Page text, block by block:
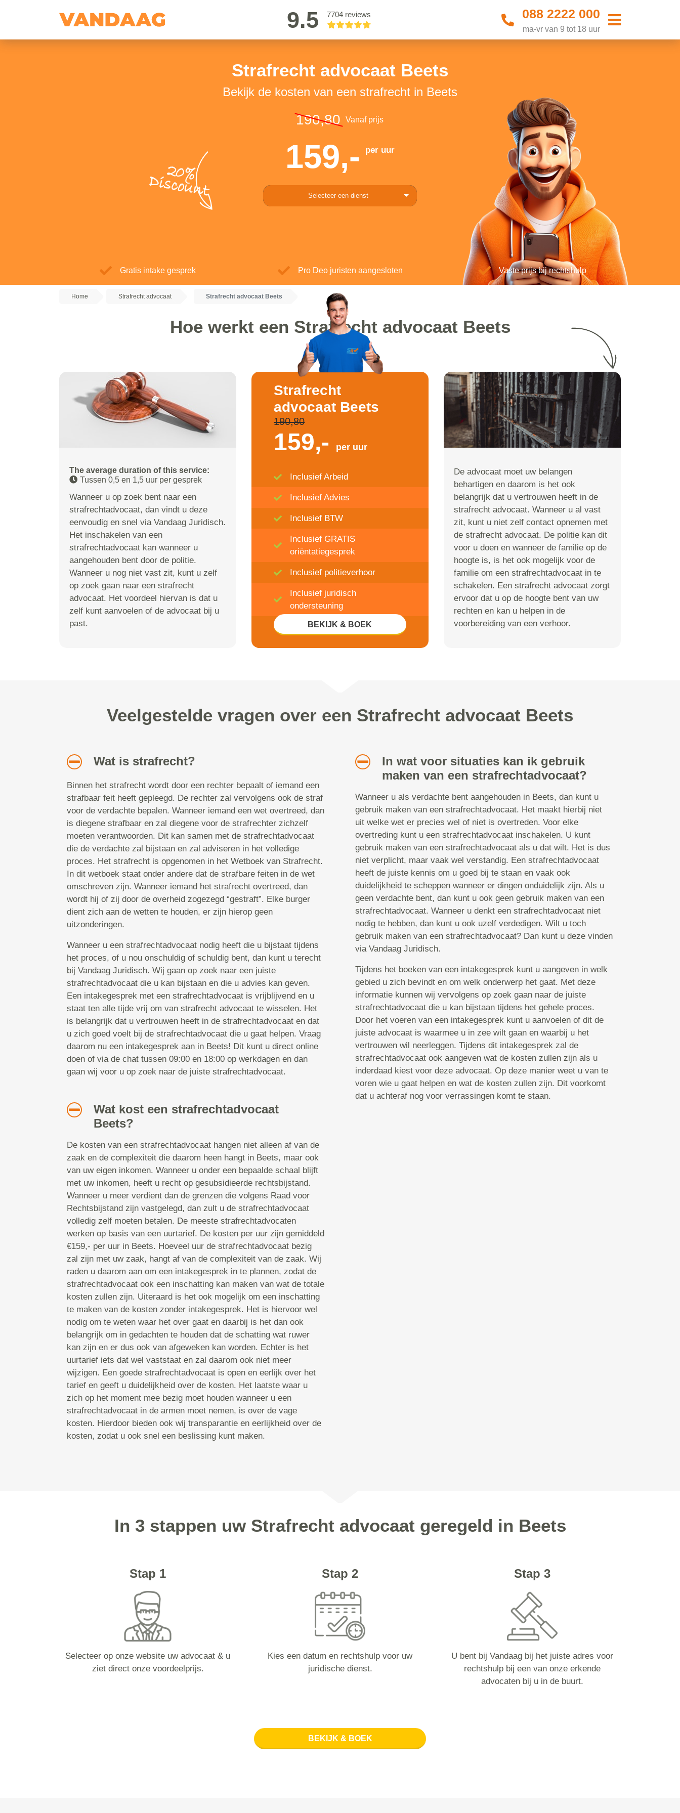
9.5 7704 reviews 088 2222 000
ma-vr van 9 tot 18 uur
Strafrecht advocaat Beets
Bekijk de kosten van een strafrecht in Beets
20%
Discount
190,80 Vanaf prijs
159,- per uur
Selecteer een dienst
Gratis intake gesprek Pro Deo juristen aangesloten Vaste prijs bij rechtshulp
Home Strafrecht advocaat Strafrecht advocaat Beets
Hoe werkt een Strafrecht advocaat Beets
The average duration of this service:
Tussen 0,5 en 1,5 uur per gesprek
Wanneer u op zoek bent naar een
strafrechtadvocaat, dan vindt u deze
eenvoudig en snel via Vandaag Juridisch.
Het inschakelen van een
strafrechtadvocaat kan wanneer u
aangehouden bent door de politie.
Wanneer u nog niet vast zit, kunt u zelf
op zoek gaan naar een strafrecht
advocaat. Het voordeel hiervan is dat u
zelf kunt aanvoelen of de advocaat bij u
past.
Strafrecht
advocaat Beets
190,80
159,- per uur
Inclusief Arbeid
Inclusief Advies
Inclusief BTW
Inclusief GRATIS
oriëntatiegesprek
Inclusief politieverhoor
Inclusief juridisch
ondersteuning
Inclusief 20% Korting
BEKIJK & BOEK
De advocaat moet uw belangen
behartigen en daarom is het ook
belangrijk dat u vertrouwen heeft in de
strafrecht advocaat. Wanneer u al vast
zit, kunt u niet zelf contact opnemen met
de strafrecht advocaat. De politie kan dit
voor u doen en wanneer de familie op de
hoogte is, is het ook mogelijk voor de
familie om een strafrechtadvocaat in te
schakelen. Een strafrecht advocaat zorgt
ervoor dat u op de hoogte bent van uw
rechten en kan u helpen in de
voorbereiding van een verhoor.
Veelgestelde vragen over een Strafrecht advocaat Beets
Wat is strafrecht?
Binnen het strafrecht wordt door een rechter bepaalt of iemand een
strafbaar feit heeft gepleegd. De rechter zal vervolgens ook de straf
voor de verdachte bepalen. Wanneer iemand een wet overtreed, dan
is diegene strafbaar en zal diegene voor de strafrechter zichzelf
moeten verantwoorden. Dit kan samen met de strafrechtadvocaat
die de verdachte zal bijstaan en zal adviseren in het volledige
proces. Het strafrecht is opgenomen in het Wetboek van Strafrecht.
In dit wetboek staat onder andere dat de strafbare feiten in de wet
omschreven zijn. Wanneer iemand het strafrecht overtreed, dan
wordt hij of zij door de overheid zogezegd “gestraft”. Elke burger
dient zich aan de wetten te houden, er zijn hierop geen
uitzonderingen.
Wanneer u een strafrechtadvocaat nodig heeft die u bijstaat tijdens
het proces, of u nou onschuldig of schuldig bent, dan kunt u terecht
bij Vandaag Juridisch. Wij gaan op zoek naar een juiste
strafrechtadvocaat die u kan bijstaan en die u advies kan geven.
Een intakegesprek met een strafrechtadvocaat is vrijblijvend en u
staat ten alle tijde vrij om van strafrecht advocaat te wisselen. Het
is belangrijk dat u vertrouwen heeft in de strafrechtadvocaat en dat
u zich goed voelt bij de strafrechtadvocaat die u gaat helpen. Vraag
daarom nu een intakegesprek aan in Beets! Dit kunt u direct online
doen of via de chat tussen 09:00 en 18:00 op werkdagen en dan
gaan wij voor u op zoek naar de juiste strafrechtadvocaat.
Wat kost een strafrechtadvocaat
Beets?
De kosten van een strafrechtadvocaat hangen niet alleen af van de
zaak en de complexiteit die daarom heen hangt in Beets, maar ook
van uw eigen inkomen. Wanneer u onder een bepaalde schaal blijft
met uw inkomen, heeft u recht op gesubsidieerde rechtsbijstand.
Wanneer u meer verdient dan de grenzen die volgens Raad voor
Rechtsbijstand zijn vastgelegd, dan zult u de strafrechtadvocaat
volledig zelf moeten betalen. De meeste strafrechtadvocaten
werken op basis van een uurtarief. De kosten per uur zijn gemiddeld
€159,- per uur in Beets. Hoeveel uur de strafrechtadvocaat bezig
zal zijn met uw zaak, hangt af van de complexiteit van de zaak. Wij
raden u daarom aan om een intakegesprek in te plannen, zodat de
strafrechtadvocaat ook een inschatting kan maken van wat de totale
kosten zullen zijn. Uiteraard is het ook mogelijk om een inschatting
te maken van de kosten zonder intakegesprek. Het is hiervoor wel
nodig om te weten waar het over gaat en daarbij is het dan ook
belangrijk om in gedachten te houden dat de schatting wat ruwer
kan zijn en er dus ook van afgeweken kan worden. Echter is het
uurtarief iets dat wel vaststaat en zal daarom ook niet meer
wijzigen. Een goede strafrechtadvocaat is open en eerlijk over het
tarief en geeft u duidelijkheid over de kosten. Het laatste waar u
zich op het moment mee bezig moet houden wanneer u een
strafrechtadvocaat in de armen moet nemen, is over de vage
kosten. Hierdoor bieden ook wij transparantie en eerlijkheid over de
kosten, zodat u ook snel een beslissing kunt maken.
In wat voor situaties kan ik gebruik
maken van een strafrechtadvocaat?
Wanneer u als verdachte bent aangehouden in Beets, dan kunt u
gebruik maken van een strafrechtadvocaat. Het maakt hierbij niet
uit welke wet er precies wel of niet is overtreden. Voor elke
overtreding kunt u een strafrechtadvocaat inschakelen. U kunt
gebruik maken van een strafrechtadvocaat als u dat wilt. Het is dus
niet verplicht, maar vaak wel verstandig. Een strafrechtadvocaat
heeft de juiste kennis om u goed bij te staan en vaak ook
duidelijkheid te scheppen wanneer er dingen onduidelijk zijn. Als u
geen verdachte bent, dan kunt u ook geen gebruik maken van een
strafrechtadvocaat. Wanneer u denkt een strafrechtadvocaat niet
nodig te hebben, dan kunt u ook uzelf verdedigen. Wilt u toch
gebruik maken van een strafrechtadvocaat? Dan kunt u deze vinden
via Vandaag Juridisch.
Tijdens het boeken van een intakegesprek kunt u aangeven in welk
gebied u zich bevindt en om welk onderwerp het gaat. Met deze
informatie kunnen wij vervolgens op zoek gaan naar de juiste
strafrechtadvocaat die u kan bijstaan tijdens het gehele proces.
Door het voeren van een intakegesprek kunt u aanvoelen of dit de
juiste advocaat is waarmee u in zee wilt gaan en waarbij u het
vertrouwen wil neerleggen. Tijdens dit intakegesprek zal de
strafrechtadvocaat ook aangeven wat de kosten zullen zijn als u
inderdaad kiest voor deze advocaat. Op deze manier weet u van te
voren wie u gaat helpen en wat de kosten zullen zijn. Dit voorkomt
dat u achteraf nog voor verrassingen komt te staan.
In 3 stappen uw Strafrecht advocaat geregeld in Beets
Stap 1
Selecteer op onze website uw advocaat & u
ziet direct onze voordeelprijs.
Stap 2
Kies een datum en rechtshulp voor uw
juridische dienst.
Stap 3
U bent bij Vandaag bij het juiste adres voor
rechtshulp bij een van onze erkende
advocaten bij u in de buurt.
BEKIJK & BOEK